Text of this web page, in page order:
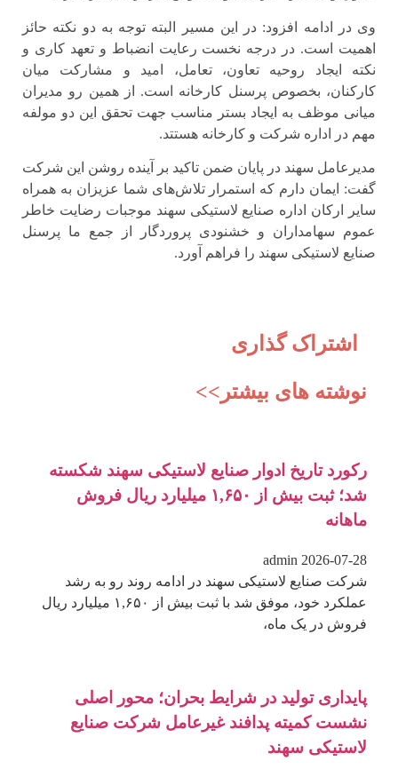
وی در ادامه افزود: در این مسیر البته توجه به دو نکته حائز
اهمیت است. در درجه نخست رعایت انضباط و تعهد کاری و
نکته ایجاد روحیه تعاون، تعامل، امید و مشارکت میان
کارکنان، بخصوص پرسنل کارخانه است. از همین رو مدیران
میانی موظف به ایجاد بستر مناسب جهت تحقق این دو مولفه
مهم در اداره شرکت و کارخانه هستتد.
مدیرعامل سهند در پایان ضمن تاکید بر آینده روشن این شرکت
گفت: ایمان دارم که استمرار تلاش‌های شما عزیزان به همراه
سایر ارکان اداره صنایع لاستیکی سهند موجبات رضایت خاطر
عموم سهامداران و خشنودی پروردگار از جمع ما پرسنل
صنایع لاستیکی سهند را فراهم آورد.
اشتراک گذاری
نوشته های بیشتر>>
رکورد تاریخ ادوار صنایع لاستیکی سهند شکسته
شد؛ ثبت بیش از ۱,۶۵۰ میلیارد ریال فروش
ماهانه
admin 2026-07-28
شرکت صنایع لاستیکی سهند در ادامه روند رو به رشد
عملکرد خود، موفق شد با ثبت بیش از ۱,۶۵۰ میلیارد ریال
فروش در یک ماه،
پایداری تولید در شرایط بحران؛ محور اصلی
نشست کمیته پدافند غیرعامل شرکت صنایع
لاستیکی سهند